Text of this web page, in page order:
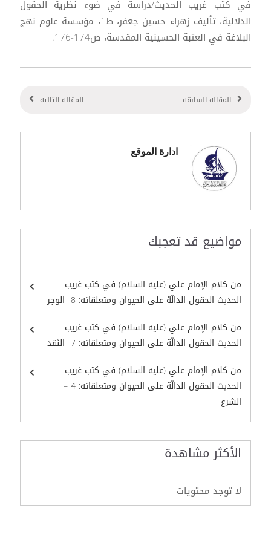
في كتب غريب الحديث/دراسة في ضوء نظرية الحقول
الدلالية، تأليف زهراء حسين جعفر، ط1، مؤسسة علوم نهج
البلاغة في العتبة الحسينية المقدسة، ص174-176.
المقالة السابقة المقالة التالية
ادارة الموقع
مواضيع قد تعجبك
من كلام الإمام علي (عليه السلام) في كتب غريب
الحديث الحقول الدالّة على الحيوان ومتعلقاته: 8- الوجر
من كلام الإمام علي (عليه السلام) في كتب غريب
الحديث الحقول الدالّة على الحيوان ومتعلقاته: 7- النَقد
من كلام الإمام علي (عليه السلام) في كتب غريب
الحديث الحقول الدالّة على الحيوان ومتعلقاته: 4 –
الشرع
الأكثر مشاهدة
لا توجد محتويات